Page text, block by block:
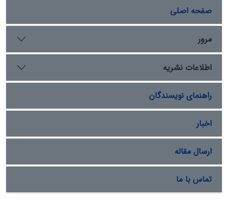
صفحه اصلی
مرور
اطلاعات نشریه
راهنمای نویسندگان
اخبار
ارسال مقاله
تماس با ما